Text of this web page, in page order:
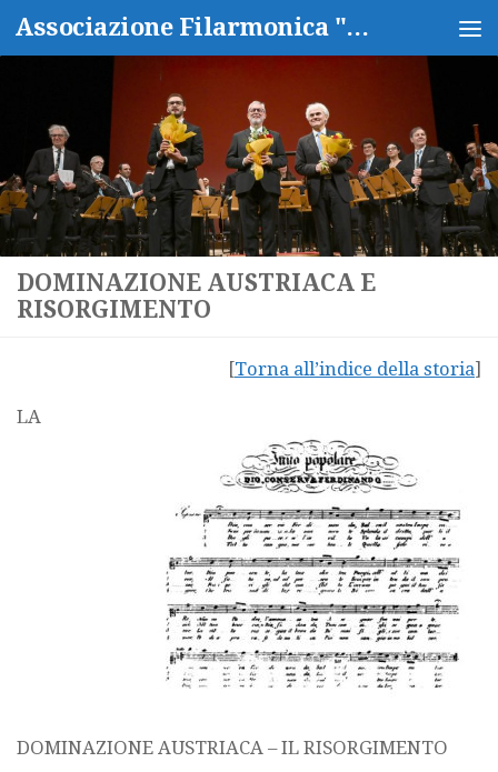
Salta al contenuto Associazione Filarmonica "Isidoro Capitanio"
DOMINAZIONE AUSTRIACA E
RISORGIMENTO
[Torna all’indice della storia]
LA
DOMINAZIONE AUSTRIACA – IL RISORGIMENTO